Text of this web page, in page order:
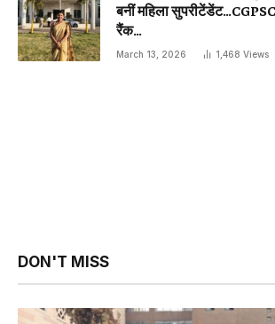
बनीं महिला
रैंक…
March 13, 2026 1,468 Views
DON'T MISS